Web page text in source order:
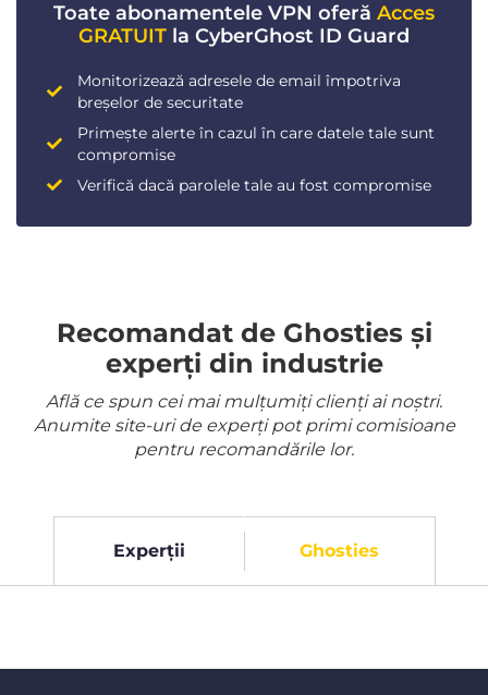
Toate abonamentele VPN oferă Acces
GRATUIT la CyberGhost ID Guard
Monitorizează adresele de email împotriva
breșelor de securitate
Primește alerte în cazul în care datele tale sunt
compromise
Verifică dacă parolele tale au fost compromise
Recomandat de Ghosties și
experți din industrie
Află ce spun cei mai mulțumiți clienți ai noștri.
Anumite site-uri de experți pot primi comisioane
pentru recomandările lor.
Experții Ghosties